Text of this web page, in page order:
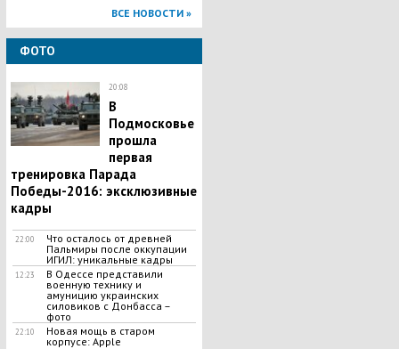
ВСЕ НОВОСТИ »
ФОТО
20:08
В
Подмосковье
прошла
первая
тренировка Парада
Победы-2016: эксклюзивные
кадры
22:00
Что осталось от древней
Пальмиры после оккупации
ИГИЛ: уникальные кадры
12:23
В Одессе представили
военную технику и
амуницию украинских
силовиков с Донбасса –
фото
22:10
Новая мощь в старом
корпусе: Apple